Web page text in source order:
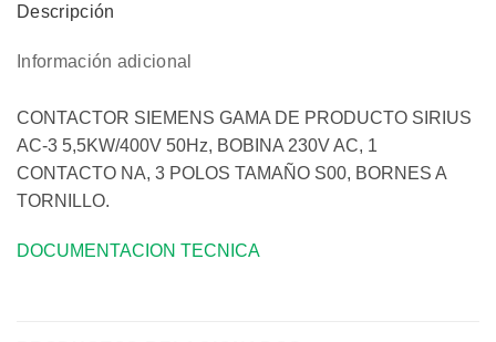
Descripción
Información adicional
CONTACTOR SIEMENS GAMA DE PRODUCTO SIRIUS
AC-3 5,5KW/400V 50Hz, BOBINA 230V AC, 1
CONTACTO NA, 3 POLOS TAMAÑO S00, BORNES A
TORNILLO.
DOCUMENTACION TECNICA